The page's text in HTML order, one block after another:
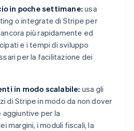
in poche settimane: usa
o integrate di Stripe per
più rapidamente ed
e i tempi di sviluppo
per la facilitazione dei
in modo scalabile: usa gli
di Stripe in modo da non dover
per la
margini, i moduli fiscali, la